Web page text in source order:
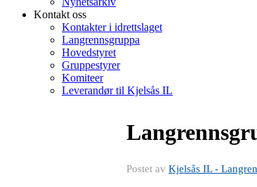
Kontakt oss
Kontakter i idrettslaget
Langrennsgruppa
Hovedstyret
Gruppestyrer
Komiteer
Leverandør til Kjelsås IL
Postet av Kjelsås IL -